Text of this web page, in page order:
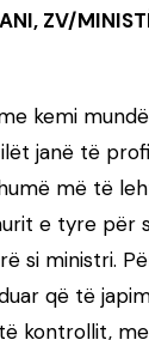
ZV/
kemi
janë të
më të
e tyre për
si ministri.
që të
kontrollit,